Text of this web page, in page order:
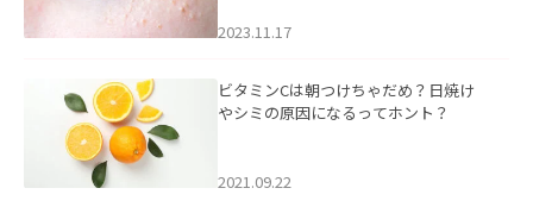
2023.11.17
ビタミンCは朝つけちゃだめ？日焼け
やシミの原因になるってホント？
2021.09.22